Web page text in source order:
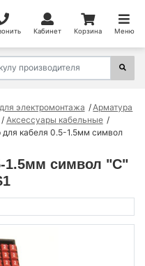
Кабинет Корзина Меню
электромонтажа
Арматура
Аксессуары кабельные
для кабеля 0.5-1.5мм символ
1.5мм символ "C"